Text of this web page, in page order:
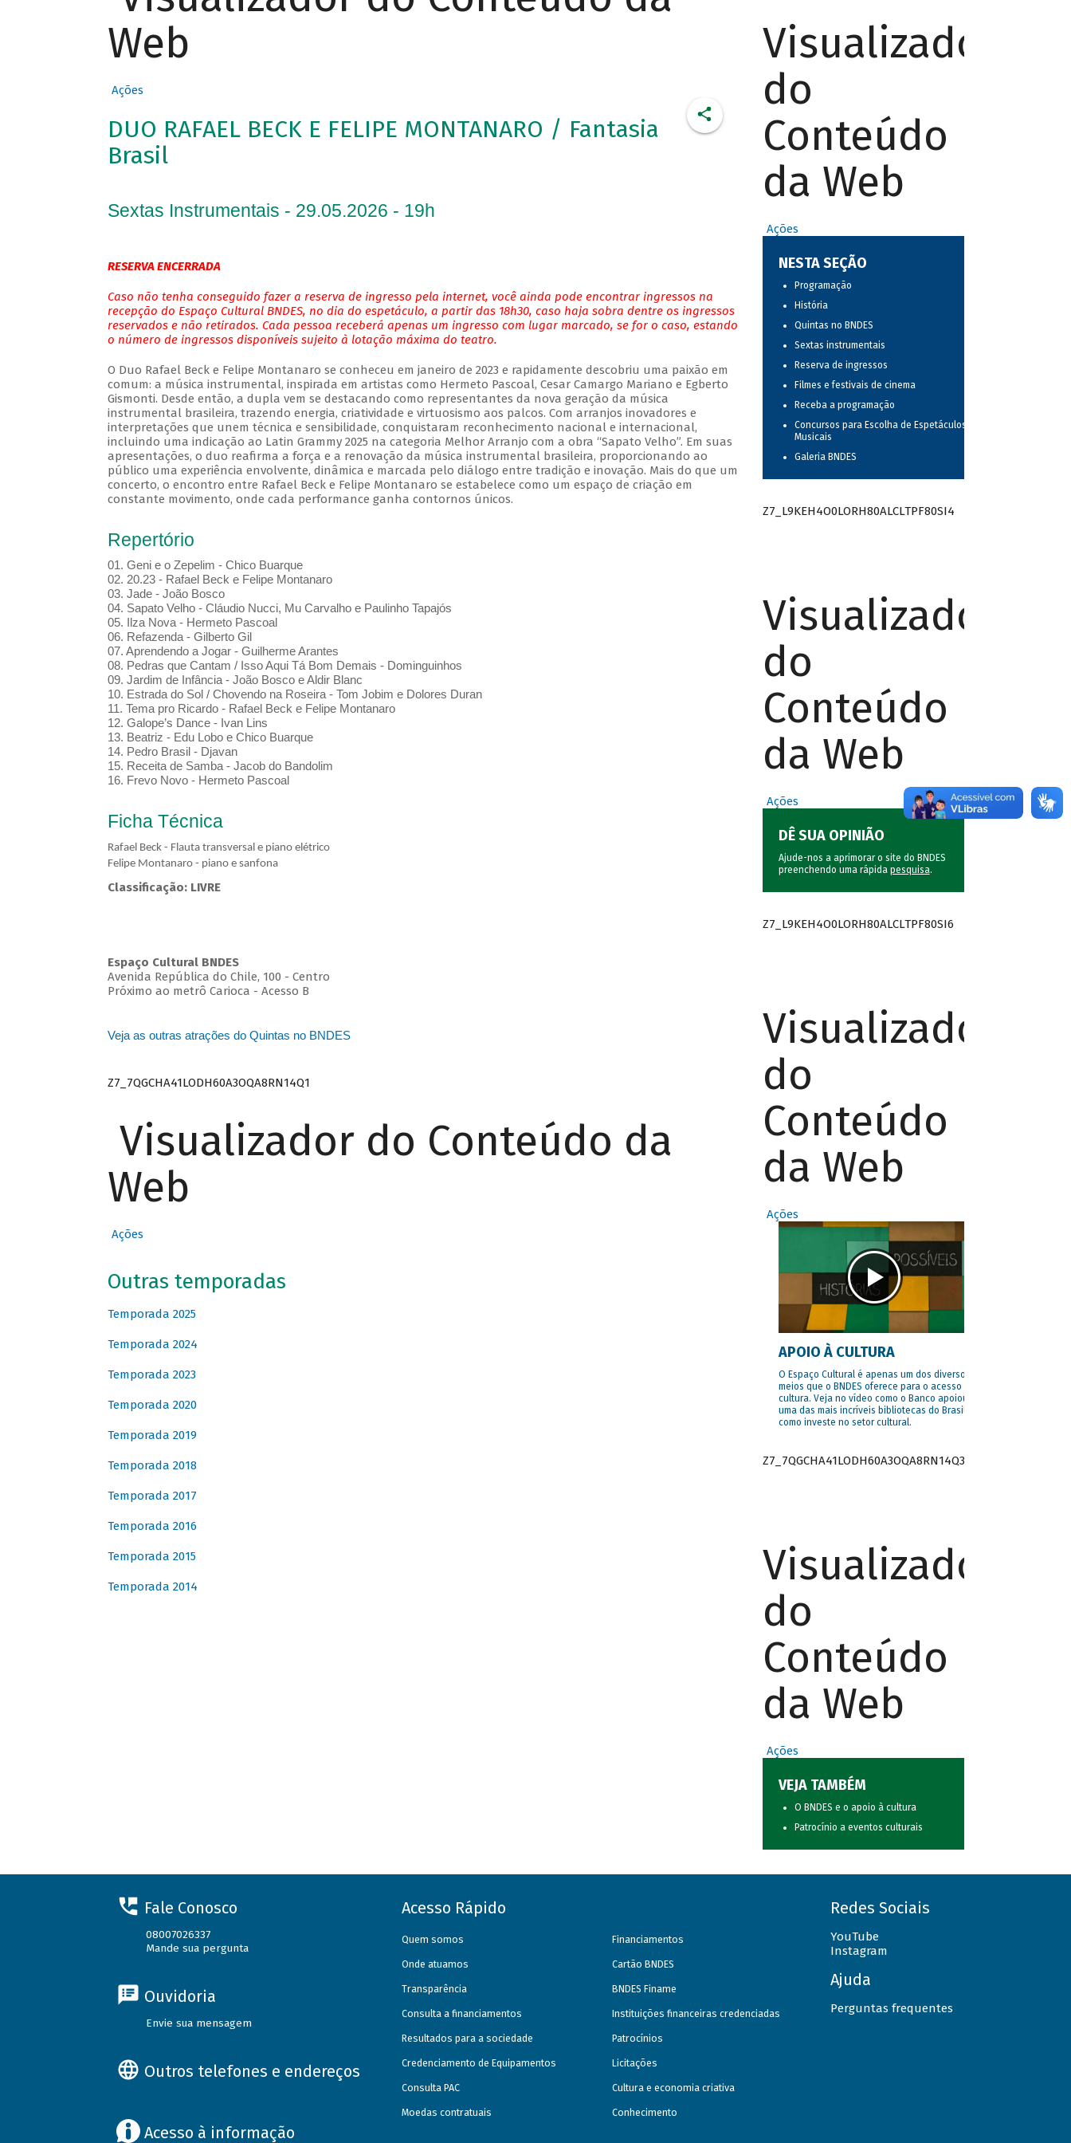
Web
Ações
DUO RAFAEL BECK E FELIPE MONTANARO / Fantasia
Brasil
Sextas Instrumentais - 29.05.2026 - 19h
RESERVA ENCERRADA
Caso não tenha conseguido fazer a reserva de ingresso pela internet, você ainda pode encontrar ingressos na
recepção do Espaço Cultural BNDES, no dia do espetáculo, a partir das 18h30, caso haja sobra dentre os ingressos
reservados e não retirados. Cada pessoa receberá apenas um ingresso com lugar marcado, se for o caso, estando
o número de ingressos disponíveis sujeito à lotação máxima do teatro.
O Duo Rafael Beck e Felipe Montanaro se conheceu em janeiro de 2023 e rapidamente descobriu uma paixão em
comum: a música instrumental, inspirada em artistas como Hermeto Pascoal, Cesar Camargo Mariano e Egberto
Gismonti. Desde então, a dupla vem se destacando como representantes da nova geração da música
instrumental brasileira, trazendo energia, criatividade e virtuosismo aos palcos. Com arranjos inovadores e
interpretações que unem técnica e sensibilidade, conquistaram reconhecimento nacional e internacional,
incluindo uma indicação ao Latin Grammy 2025 na categoria Melhor Arranjo com a obra “Sapato Velho”. Em suas
apresentações, o duo reafirma a força e a renovação da música instrumental brasileira, proporcionando ao
público uma experiência envolvente, dinâmica e marcada pelo diálogo entre tradição e inovação. Mais do que um
concerto, o encontro entre Rafael Beck e Felipe Montanaro se estabelece como um espaço de criação em
constante movimento, onde cada performance ganha contornos únicos.
Repertório
01. Geni e o Zepelim - Chico Buarque
02. 20.23 - Rafael Beck e Felipe Montanaro
03. Jade - João Bosco
04. Sapato Velho - Cláudio Nucci, Mu Carvalho e Paulinho Tapajós
05. Ilza Nova - Hermeto Pascoal
06. Refazenda - Gilberto Gil
07. Aprendendo a Jogar - Guilherme Arantes
08. Pedras que Cantam / Isso Aqui Tá Bom Demais - Dominguinhos
09. Jardim de Infância - João Bosco e Aldir Blanc
10. Estrada do Sol / Chovendo na Roseira - Tom Jobim e Dolores Duran
11. Tema pro Ricardo - Rafael Beck e Felipe Montanaro
12. Galope’s Dance - Ivan Lins
13. Beatriz - Edu Lobo e Chico Buarque
14. Pedro Brasil - Djavan
15. Receita de Samba - Jacob do Bandolim
16. Frevo Novo - Hermeto Pascoal
Ficha Técnica
Rafael Beck - Flauta transversal e piano elétrico
Felipe Montanaro - piano e sanfona
Classificação: LIVRE
Espaço Cultural BNDES
Avenida República do Chile, 100 - Centro
Próximo ao metrô Carioca - Acesso B
Veja as outras atrações do Quintas no BNDES
Z7_7QGCHA41LODH60A3OQA8RN14Q1
Visualizador do Conteúdo da
Web
Ações
Outras temporadas
Temporada 2025
Temporada 2024
Temporada 2023
Temporada 2020
Temporada 2019
Temporada 2018
Temporada 2017
Temporada 2016
Temporada 2015
Temporada 2014
Visualizador
do
Conteúdo
da Web
Ações
NESTA SEÇÃO
Programação
História
Quintas no BNDES
Sextas instrumentais
Reserva de ingressos
Filmes e festivais de cinema
Receba a programação
Concursos para Escolha de Espetáculos
Musicais
Galeria BNDES
Z7_L9KEH4O0LORH80ALCLTPF80SI4
Visualizador
do
Conteúdo
da Web
Ações
DÊ SUA OPINIÃO
Ajude-nos a aprimorar o site do BNDES
preenchendo uma rápida pesquisa.
Z7_L9KEH4O0LORH80ALCLTPF80SI6
Visualizador
do
Conteúdo
da Web
Ações
APOIO À CULTURA
O Espaço Cultural é apenas um dos diversos
meios que o BNDES oferece para o acesso à
cultura. Veja no vídeo como o Banco apoiou
uma das mais incríveis bibliotecas do Brasil e
como investe no setor cultural.
Z7_7QGCHA41LODH60A3OQA8RN14Q3
Visualizador
do
Conteúdo
da Web
Ações
VEJA TAMBÉM
O BNDES e o apoio à cultura
Patrocínio a eventos culturais
Fale Conosco
08007026337
Mande sua pergunta
Ouvidoria
Envie sua mensagem
Outros telefones e endereços
Acesso à informação
Acesso Rápido
Quem somos
Onde atuamos
Transparência
Consulta a financiamentos
Resultados para a sociedade
Credenciamento de Equipamentos
Consulta PAC
Moedas contratuais
Financiamentos
Cartão BNDES
BNDES Finame
Instituições financeiras credenciadas
Patrocínios
Licitações
Cultura e economia criativa
Conhecimento
Redes Sociais
YouTube
Instagram
Ajuda
Perguntas frequentes